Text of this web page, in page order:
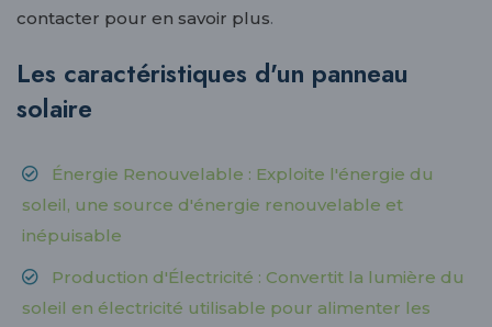
contacter pour en savoir plus.
Les caractéristiques d'un panneau
solaire
Énergie Renouvelable : Exploite l'énergie du
soleil, une source d'énergie renouvelable et
inépuisable
Production d'Électricité : Convertit la lumière du
soleil en électricité utilisable pour alimenter les